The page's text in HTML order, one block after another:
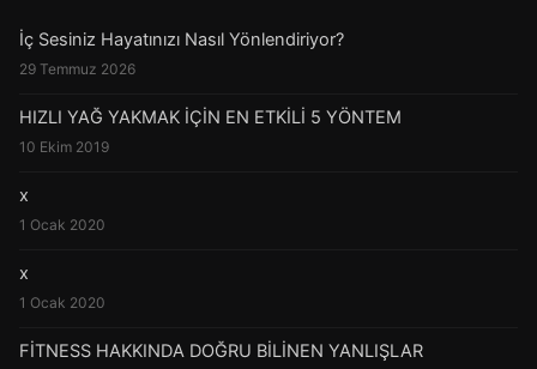
İç Sesiniz Hayatınızı Nasıl Yönlendiriyor?
29 Temmuz 2026
HIZLI YAĞ YAKMAK İÇİN EN ETKİLİ 5 YÖNTEM
10 Ekim 2019
x
1 Ocak 2020
x
1 Ocak 2020
FİTNESS HAKKINDA DOĞRU BİLİNEN YANLIŞLAR